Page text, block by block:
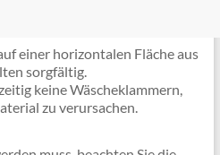
einer horizontalen Fläche aus
sorgfältig.
keine Wäscheklammern,
zu verursachen.